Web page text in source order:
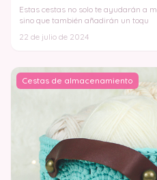
Estas cestas no solo te ayudarán a
sino que también añadirán un toqu
22 de julio de 2024
Cestas de almacenamiento